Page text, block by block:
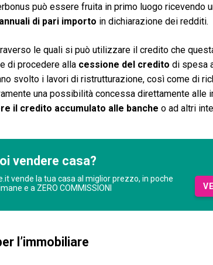
può essere fruita in primo luogo ricevendo
di pari importo in dichiarazione dei redditi.
le quali si può utilizzare il credito che
di procedere alla cessione del credito di spesa
svolto i lavori di ristrutturazione, così come di
una possibilità concessa direttamente alle
il credito accumulato alle banche o ad altri
vendere casa?
vende la tua casa al miglior prezzo, in poche
e a ZERO COMMISSIONI
l’immobiliare